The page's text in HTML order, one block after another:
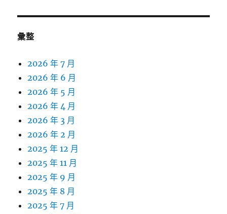
彙整
2026 年 7 月
2026 年 6 月
2026 年 5 月
2026 年 4 月
2026 年 3 月
2026 年 2 月
2025 年 12 月
2025 年 11 月
2025 年 9 月
2025 年 8 月
2025 年 7 月